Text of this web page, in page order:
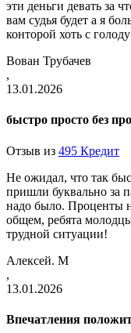
эти деньги девать за
вам судья будет а я
конторой хоть с
Вован Трубачев
,
13.01.2026
быстро просто без
Отзыв из 495 Кредит
Не ожидал, что так
пришли буквально за
надо было. Проценты
общем, ребята
трудной ситуации!
Алексей. М
,
13.01.2026
Впечатления